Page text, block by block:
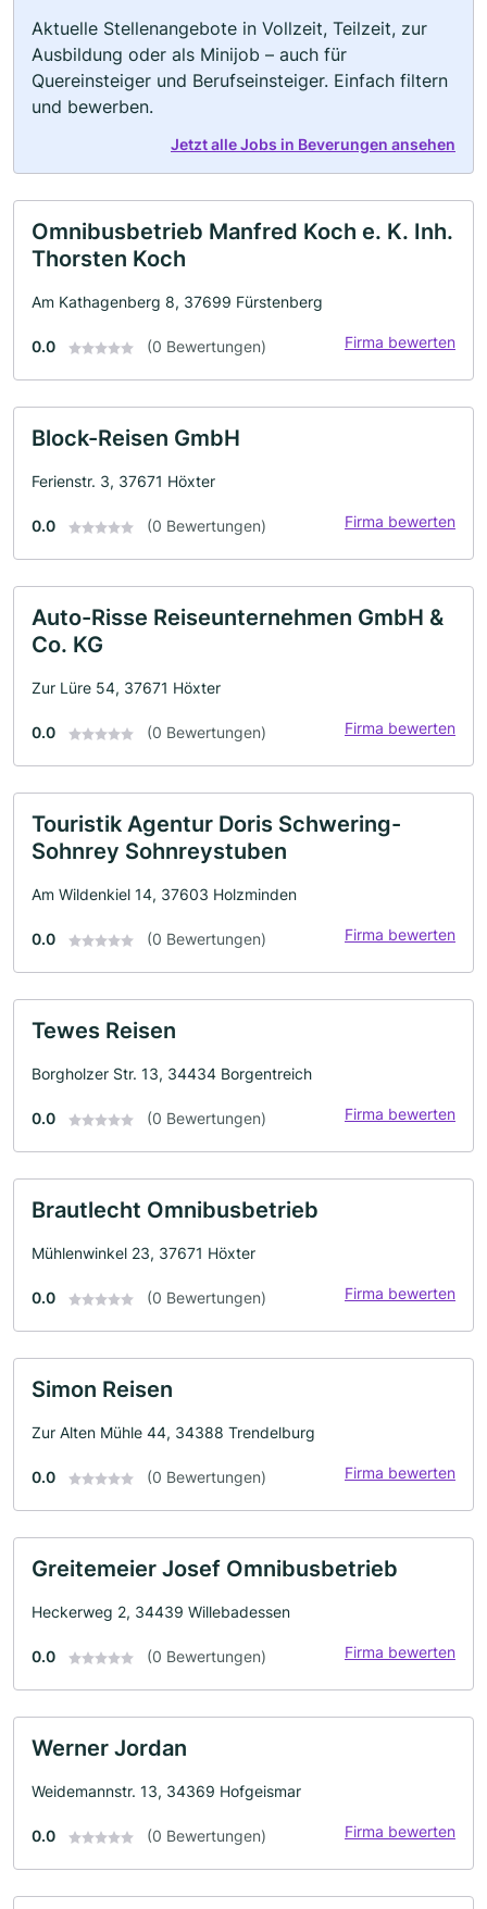
Aktuelle Stellenangebote in Vollzeit, Teilzeit, zur
Ausbildung oder als Minijob – auch für
Quereinsteiger und Berufseinsteiger. Einfach filtern
und bewerben.
Jetzt alle Jobs in Beverungen ansehen
Omnibusbetrieb Manfred Koch e. K. Inh.
Thorsten Koch
Am Kathagenberg 8, 37699 Fürstenberg
0.0 (0 Bewertungen) Firma bewerten
Block-Reisen GmbH
Ferienstr. 3, 37671 Höxter
0.0 (0 Bewertungen) Firma bewerten
Auto-Risse Reiseunternehmen GmbH &
Co. KG
Zur Lüre 54, 37671 Höxter
0.0 (0 Bewertungen) Firma bewerten
Touristik Agentur Doris Schwering-
Sohnrey Sohnreystuben
Am Wildenkiel 14, 37603 Holzminden
0.0 (0 Bewertungen) Firma bewerten
Tewes Reisen
Borgholzer Str. 13, 34434 Borgentreich
0.0 (0 Bewertungen) Firma bewerten
Brautlecht Omnibusbetrieb
Mühlenwinkel 23, 37671 Höxter
0.0 (0 Bewertungen) Firma bewerten
Simon Reisen
Zur Alten Mühle 44, 34388 Trendelburg
0.0 (0 Bewertungen) Firma bewerten
Greitemeier Josef Omnibusbetrieb
Heckerweg 2, 34439 Willebadessen
0.0 (0 Bewertungen) Firma bewerten
Werner Jordan
Weidemannstr. 13, 34369 Hofgeismar
0.0 (0 Bewertungen) Firma bewerten